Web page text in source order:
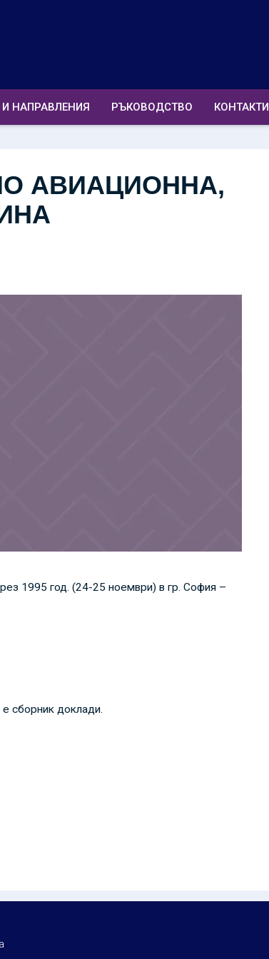
НАПРАВЛЕНИЯ РЪКОВОДСТВО КОНТАКТИ
АВИАЦИОННА,
1995 год. (24-25 ноември) в гр. София –
сборник доклади.